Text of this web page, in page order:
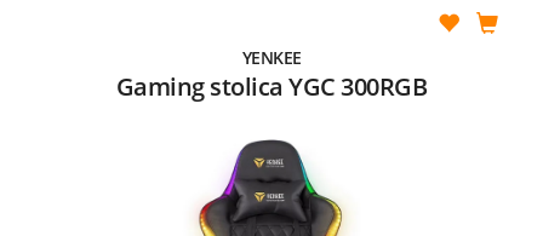
YENKEE
Gaming stolica YGC 300RGB